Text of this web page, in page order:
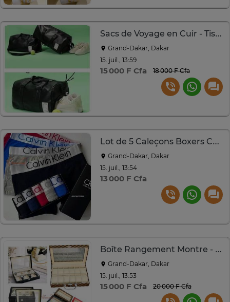
Sacs de Voyage en Cuir - Tissu Dakar
Grand-Dakar, Dakar
15. juil., 13:59
15 000 F Cfa 18 000 F Cfa
Lot de 5 Caleçons Boxers Calvin Klein 100% Coton Homme
Grand-Dakar, Dakar
15. juil., 13:54
13 000 F Cfa
Boîte Rangement Montre - Coffret Boîtier Montres
Grand-Dakar, Dakar
15. juil., 13:53
15 000 F Cfa 20 000 F Cfa